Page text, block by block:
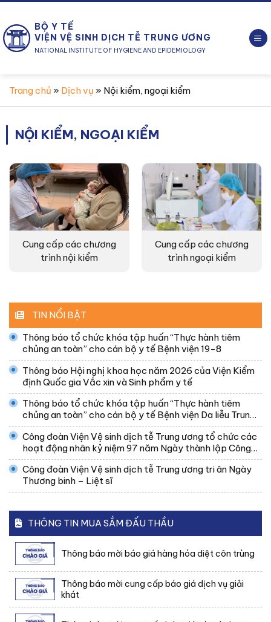
nội
dung
BỘ Y TẾ
VIỆN VỆ SINH DỊCH TỄ TRUNG ƯƠNG
NATIONAL INSTITUTE OF HYGIENE AND EPIDEMIOLOGY
Trang chủ » Dịch vụ » Nội kiểm, ngoại kiểm
NỘI KIỂM, NGOẠI KIỂM
Cung cấp các chương
trình nội kiểm
Cung cấp các chương
trình ngoại kiểm
TIN NỔI BẬT
Thông báo tổ chức khóa tập huấn “Thực hành tiêm
chủng an toàn” cho cán bộ y tế Bệnh viện 19-8
Thông báo Hội nghị khoa học năm 2026 của Viện Kiểm
định Quốc gia Vắc xin và Sinh phẩm y tế
Thông báo tổ chức khóa tập huấn “Thực hành tiêm
chủng an toàn” cho cán bộ y tế Bệnh viện Da liễu Trung
ương
Công đoàn Viện Vệ sinh dịch tễ Trung ương tổ chức các
hoạt động nhân kỷ niệm 97 năm Ngày thành lập Công
đoàn Việt Nam
Công đoàn Viện Vệ sinh dịch tễ Trung ương tri ân Ngày
Thương binh – Liệt sĩ
THÔNG TIN MUA SẮM ĐẤU THẦU
Thông báo mời báo giá hàng hóa diệt côn trùng
Thông báo mời cung cấp báo giá dịch vụ giải
khát